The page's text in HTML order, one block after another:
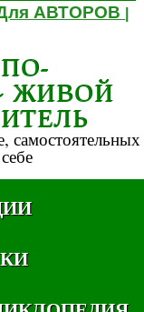
АВТОРОВ
ЖИВОЙ
самостоятельных